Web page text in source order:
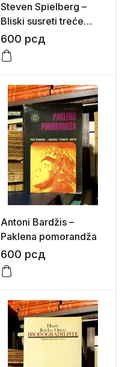
Steven Spielberg –
Bliski susreti treće
vrste
600 рсд
Antoni Bardžis –
Paklena pomorandža
600 рсд